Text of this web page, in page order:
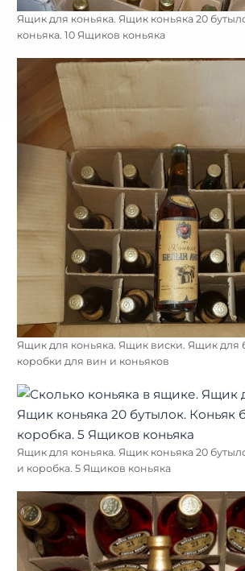
Ящик для коньяка. Ящик коньяка 20
коньяка. 10 Ящиков коньяка
Ящик для коньяка. Ящик виски. Ящик для
коробки для вин и коньяков
Ящик для коньяка. Ящик коньяка 20
и коробка. 5 Ящиков коньяка